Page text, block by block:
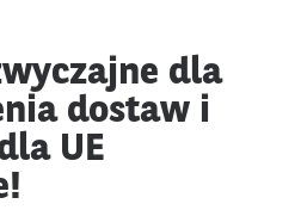
dla
dostaw i
UE